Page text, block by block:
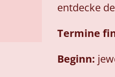
entdecke
Termine
Beginn: